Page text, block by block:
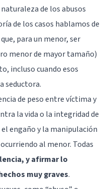
de los abusos
de los casos hablamos de
para un menor, ser
menor de mayor tamaño)
incluso cuando esos
seductora.
de peso entre víctima y
la vida o la integridad de
engaño y la manipulación
al menor. Todas
y afirmar lo
muy graves.